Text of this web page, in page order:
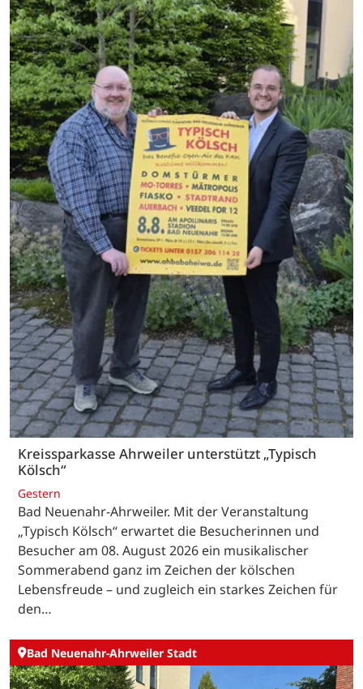
Kreissparkasse Ahrweiler unterstützt „Typisch
Kölsch“
Gestern
Bad Neuenahr-Ahrweiler. Mit der Veranstaltung
„Typisch Kölsch“ erwartet die Besucherinnen und
Besucher am 08. August 2026 ein musikalischer
Sommerabend ganz im Zeichen der kölschen
Lebensfreude – und zugleich ein starkes Zeichen für
den…
Bad Neuenahr-Ahrweiler Stadt